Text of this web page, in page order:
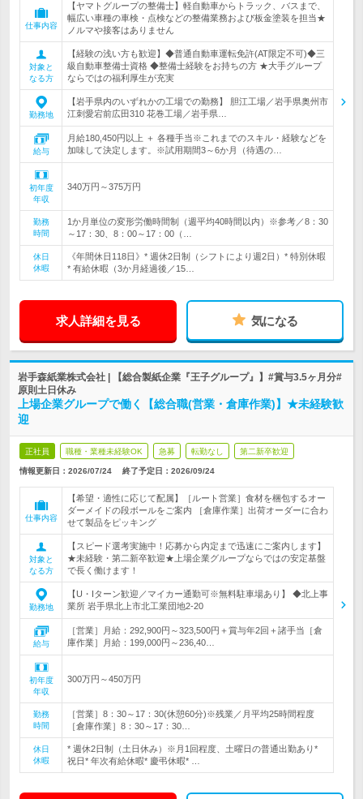
仕事内容
【ヤマトグループの整備士】軽自動車からトラック、バスまで、
幅広い車種の車検・点検などの整備業務および板金塗装を担当★
ノルマや接客はありません
対象と
なる方
【経験の浅い方も歓迎】◆普通自動車運転免許(AT限定不可)◆三
級自動車整備士資格 ◆整備士経験をお持ちの方 ★大手グループ
ならではの福利厚生が充実
勤務地
【岩手県内のいずれかの工場での勤務】 胆江工場／岩手県奥州市
江刺愛宕前広田310 花巻工場／岩手県…
給与
月給180,450円以上 ＋ 各種手当※これまでのスキル・経験などを
加味して決定します。※試用期間3～6か月（待遇の…
初年度
年収
340万円～375万円
勤務
時間
1か月単位の変形労働時間制（週平均40時間以内）※参考／8：30
～17：30、8：00～17：00（…
休日
休暇
《年間休日118日》* 週休2日制（シフトにより週2日）* 特別休暇
* 有給休暇（3か月経過後／15…
求人詳細を見る 気になる
岩手森紙業株式会社 | 【総合製紙企業『王子グループ』】#賞与3.5ヶ月分#
原則土日休み
上場企業グループで働く【総合職(営業・倉庫作業)】★未経験歓
迎
正社員 職種・業種未経験OK 急募 転勤なし 第二新卒歓迎
情報更新日：2026/07/24 終了予定日： 2026/09/24
仕事内容
【希望・適性に応じて配属】［ルート営業］食材を梱包するオー
ダーメイドの段ボールをご案内 ［倉庫作業］出荷オーダーに合わ
せて製品をピッキング
対象と
なる方
【スピード選考実施中！応募から内定まで迅速にご案内します】
★未経験・第二新卒歓迎★上場企業グループならではの安定基盤
で長く働けます！
勤務地
【U・Iターン歓迎／マイカー通勤可※無料駐車場あり】 ◆北上事
業所 岩手県北上市北工業団地2-20
給与
［営業］月給：292,900円～323,500円＋賞与年2回＋諸手当［倉
庫作業］月給：199,000円～236,40…
初年度
年収
300万円～450万円
勤務
時間
［営業］8：30～17：30(休憩60分)※残業／月平均25時間程度
［倉庫作業］8：30～17：30…
休日
休暇
* 週休2日制（土日休み）※月1回程度、土曜日の普通出勤あり*
祝日* 年次有給休暇* 慶弔休暇* …